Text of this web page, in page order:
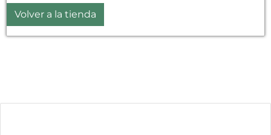
Volver a la tienda